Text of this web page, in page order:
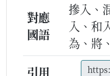
對應
國語
摻入、
入、和
為、將
引用